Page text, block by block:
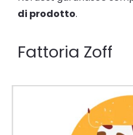
di prodotto.
Fattoria Zoff